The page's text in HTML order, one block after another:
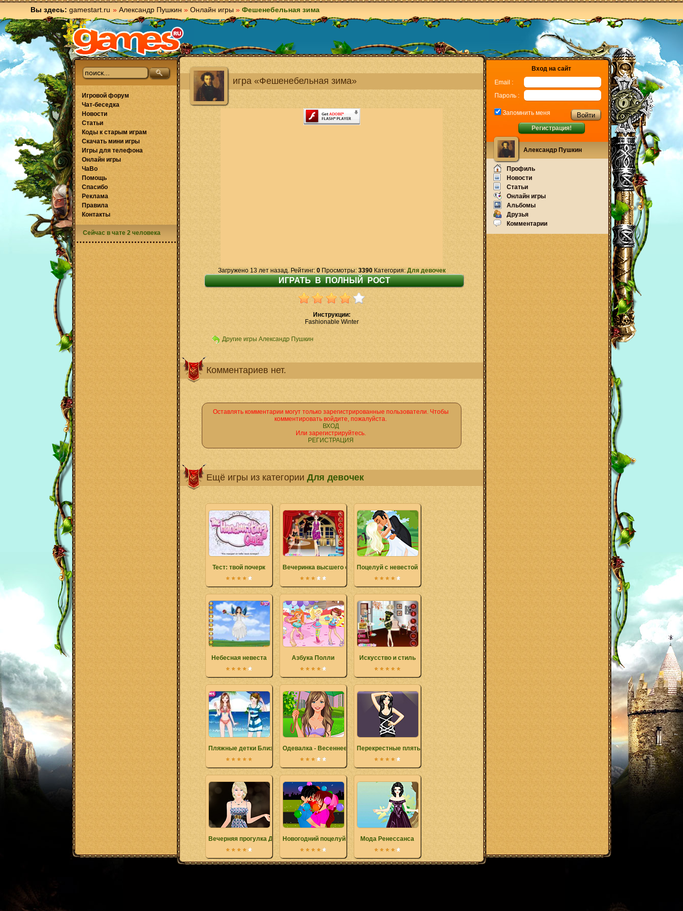
Вы здесь: gamestart.ru » Александр Пушкин » Онлайн игры » Фешенебельная зима
игра «Фешенебельная зима»
Загружено 13 лет назад. Рейтинг: 0Просмотры: 3390Категория: Для девочек
Инструкции:
Fashionable Winter
Другие игры Александр Пушкин
Комментариев нет.
Оставлять комментарии могут только зарегистрированные пользователи. Чтобы
комментировать войдите, пожалуйста.
ВХОД
Или зарегистрируйтесь.
РЕГИСТРАЦИЯ
Ещё игры из категории Для девочек
Тест: твой почерк Вечеринка высшего светаПоцелуй с невестой
Небесная невеста Азбука Полли Искусство и стиль
Пляжные детки БлизнецыОдевалка - Весеннее потеплениеПерекрестные плятья
Вечерняя прогулка ДжиныНовогодний поцелуй Мода Ренессанса
Игровой форум
Чат-беседка
Новости
Статьи
Коды к старым играм
Скачать мини игры
Игры для телефона
Онлайн игры
ЧаВо
Помощь
Спасибо
Реклама
Правила
Контакты
Сейчас в чате 2 человека
Вход на сайт
Email :
Пароль :
Запомнить меня
Регистрация!
Александр Пушкин
Профиль
Новости
Статьи
Онлайн игры
Альбомы
Друзья
Комментарии